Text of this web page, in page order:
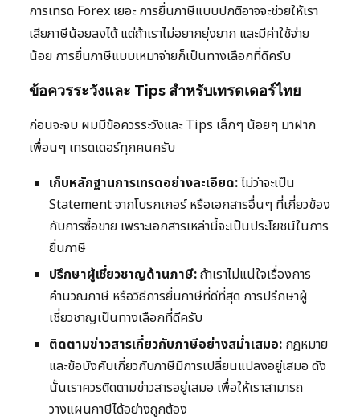
การเทรด Forex เยอะ การยื่นภาษีแบบปกติอาจจะช่วยให้เรา
เสียภาษีน้อยลงได้ แต่ถ้าเราไม่อยากยุ่งยาก และมีค่าใช้จ่าย
น้อย การยื่นภาษีแบบเหมาจ่ายก็เป็นทางเลือกที่ดีครับ
ข้อควรระวังและ Tips สำหรับเทรดเดอร์ไทย
ก่อนจะจบ ผมมีข้อควรระวังและ Tips เล็กๆ น้อยๆ มาฝาก
เพื่อนๆ เทรดเดอร์ทุกคนครับ
เก็บหลักฐานการเทรดอย่างละเอียด:ไม่ว่าจะเป็น
Statement จากโบรกเกอร์ หรือเอกสารอื่นๆ ที่เกี่ยวข้อง
กับการซื้อขาย เพราะเอกสารเหล่านี้จะเป็นประโยชน์ในการ
ยื่นภาษี
ปรึกษาผู้เชี่ยวชาญด้านภาษี:ถ้าเราไม่แน่ใจเรื่องการ
คำนวณภาษี หรือวิธีการยื่นภาษีที่ดีที่สุด การปรึกษาผู้
เชี่ยวชาญเป็นทางเลือกที่ดีครับ
ติดตามข่าวสารเกี่ยวกับภาษีอย่างสม่ำเสมอ: กฎหมาย
และข้อบังคับเกี่ยวกับภาษีมีการเปลี่ยนแปลงอยู่เสมอ ดัง
นั้นเราควรติดตามข่าวสารอยู่เสมอ เพื่อให้เราสามารถ
วางแผนภาษีได้อย่างถูกต้อง